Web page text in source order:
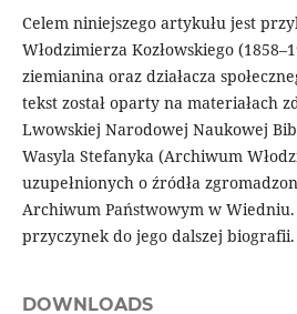
Celem niniejszego artykułu jest
Włodzimierza Kozłowskiego
ziemianina oraz działacza
tekst został oparty na materiałach
Lwowskiej Narodowej Naukowej
Wasyla Stefanyka (Archiwum
uzupełnionych o źródła
Archiwum Państwowym w
przyczynek do jego dalszej biografii.
DOWNLOADS